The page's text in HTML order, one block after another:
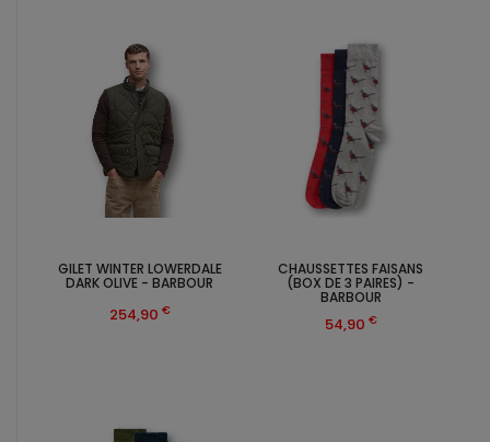
GILET WINTER LOWERDALE
DARK OLIVE - BARBOUR
254,90 €
CHAUSSETTES FAISANS
(BOX DE 3 PAIRES) -
BARBOUR
54,90 €